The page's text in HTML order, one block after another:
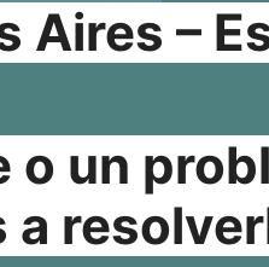
Aires –
un
a